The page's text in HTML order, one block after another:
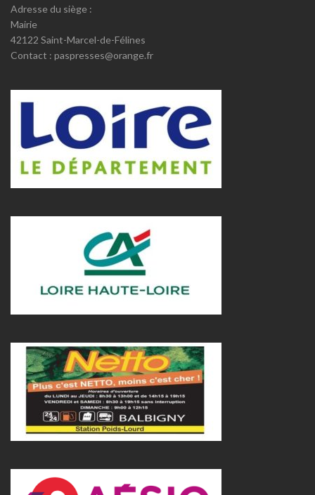
Adresse du siège :
Mairie
42122 Saint-Marcel-de-Félines
Contact : paspresses@orange.fr